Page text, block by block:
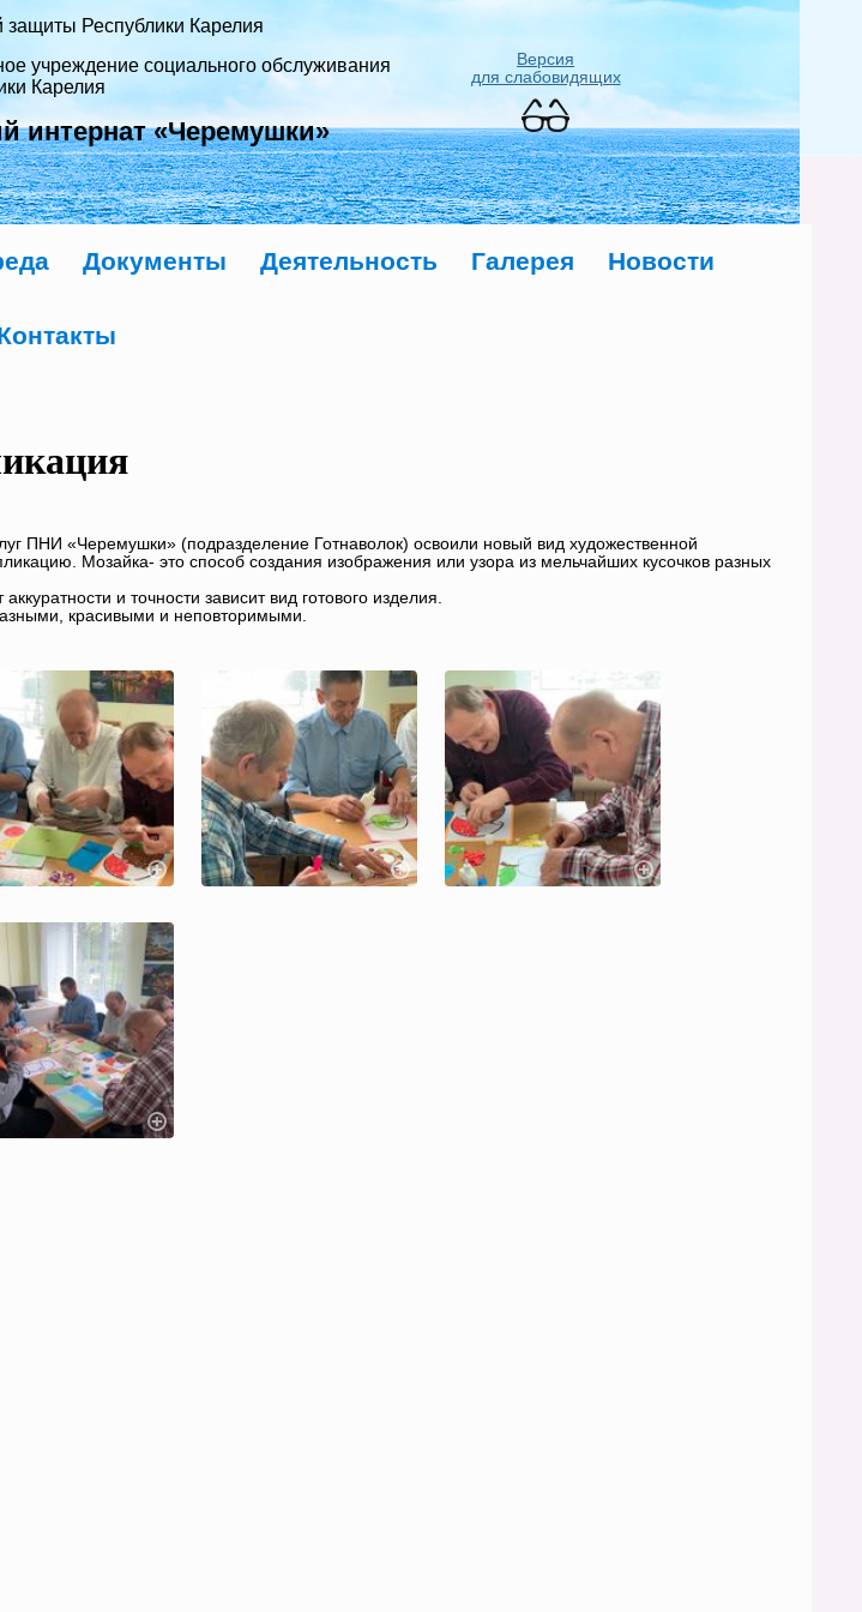
защиты Республики Карелия
учреждение социального обслуживания
Карелия
интернат «Черемушки»
Версия
для слабовидящих
Документы Деятельность Галерея Новости
ПНИ «Черемушки» (подразделение Готнаволок) освоили новый вид художественной
Мозайка- это способ создания изображения или узора из мельчайших кусочков разных
и точности зависит вид готового изделия.
красивыми и неповторимыми.